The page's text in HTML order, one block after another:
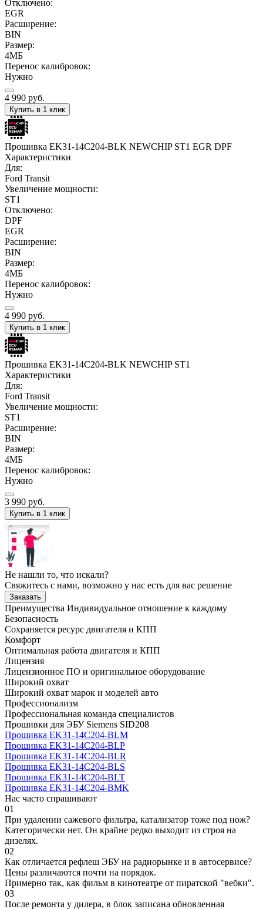
Отключено:
EGR
Расширение:
BIN
Размер:
4МБ
Перенос калибровок:
Нужно
4 990 руб.
Купить в 1 клик
Прошивка EK31-14C204-BLK NEWCHIP ST1 EGR DPF
Характеристики
Для:
Ford Transit
Увеличение мощности:
ST1
Отключено:
DPF
EGR
Расширение:
BIN
Размер:
4МБ
Перенос калибровок:
Нужно
4 990 руб.
Купить в 1 клик
Прошивка EK31-14C204-BLK NEWCHIP ST1
Характеристики
Для:
Ford Transit
Увеличение мощности:
ST1
Расширение:
BIN
Размер:
4МБ
Перенос калибровок:
Нужно
3 990 руб.
Купить в 1 клик
Не нашли то, что искали?
Свяжитесь с нами, возможно у нас есть для вас решение
Заказать
Преимущества Индивидуальное отношение к каждому
Безопасность
Сохраняется ресурс двигателя и КПП
Комфорт
Оптимальная работа двигателя и КПП
Лицензия
Лицензионное ПО и оригинальное оборудование
Широкий охват
Широкий охват марок и моделей авто
Профессионализм
Профессиональная команда специалистов
Прошивки для ЭБУ Siemens SID208
Прошивка EK31-14C204-BLM
Прошивка EK31-14C204-BLP
Прошивка EK31-14C204-BLR
Прошивка EK31-14C204-BLS
Прошивка EK31-14C204-BLT
Прошивка EK31-14C204-BMK
Нас часто спрашивают
01
При удалении сажевого фильтра, катализатор тоже под нож?
Категорически нет. Он крайне редко выходит из строя на
дизелях.
02
Как отличается рефлеш ЭБУ на радиорынке и в автосервисе?
Цены различаются почти на порядок.
Примерно так, как фильм в кинотеатре от пиратской "вебки".
03
После ремонта у дилера, в блок записана обновленная